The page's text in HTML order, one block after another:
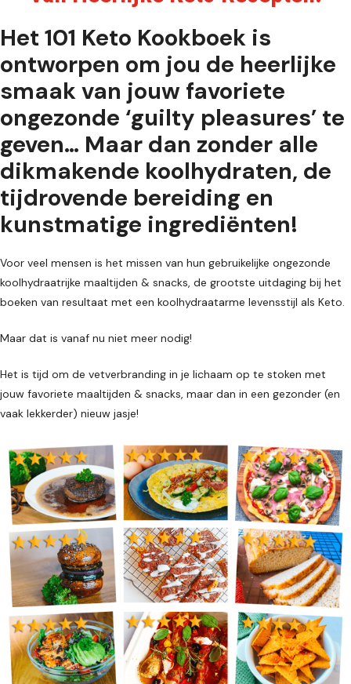
Het 101 Keto Kookboek is
ontworpen om jou de heerlijke
smaak van jouw favoriete
ongezonde ‘guilty pleasures’ te
geven… Maar dan zonder alle
dikmakende koolhydraten, de
tijdrovende bereiding en
kunstmatige ingrediënten!
Voor veel mensen is het missen van hun gebruikelijke ongezonde
koolhydraatrijke maaltijden & snacks, de grootste uitdaging bij het
boeken van resultaat met een koolhydraatarme levensstijl als Keto.
Maar dat is vanaf nu niet meer nodig!
Het is tijd om de vetverbranding in je lichaam op te stoken met
jouw favoriete maaltijden & snacks, maar dan in een gezonder (en
vaak lekkerder) nieuw jasje!